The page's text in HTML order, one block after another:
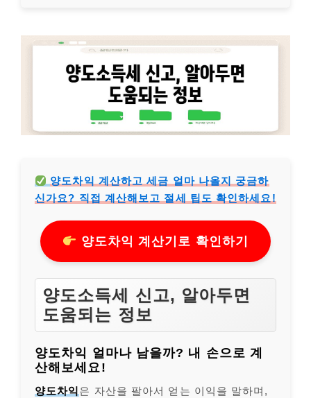
양도차익 계산하고 세금 얼마 나올지 궁금하
신가요? 직접 계산해보고 절세 팁도 확인하세요!
양도차익 계산기로 확인하기
양도소득세 신고, 알아두면
도움되는 정보
양도차익 얼마나 남을까? 내 손으로 계
산해보세요!
양도차익 은 자산을 팔아서 얻는 이익을 말하며,